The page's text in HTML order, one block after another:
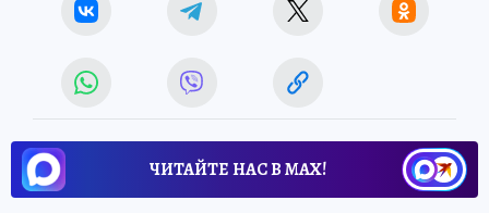
ЧИТАЙТЕ НАС В МАХ!